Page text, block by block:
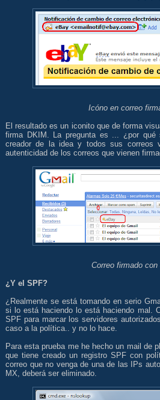
Icóno en correo
El resultado es un iconito que de forma
firma DKIM. La pregunta es ... ¿por
creador de la idea y todos sus correos
autenticidad de los correos que vienen
Correo firmado
¿Y el SPF?
¿Realmente se está tomando en serio
si lo está haciendo lo está haciendo mal.
SPF para marcar los servidores
caso a la política.. y no lo hace.
Para esta prueba me he hecho un mail de
que tiene creado un registro SPF con
correo que no venga de una de las IPs
MX, deberá ser eliminado.